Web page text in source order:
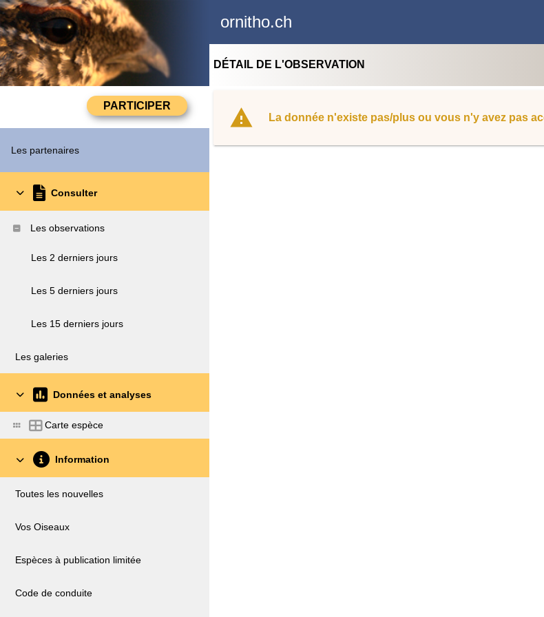
ornitho.ch
Les partenaires
Consulter
Les observations
Les 2 derniers jours
Les 5 derniers jours
Les 15 derniers jours
Les galeries
Données et analyses
Carte espèce
Information
Toutes les nouvelles
Vos Oiseaux
Espèces à publication limitée
Code de conduite
DÉTAIL DE L'OBSERVATION
La donnée n'existe pas/plus ou vous n'y avez pas